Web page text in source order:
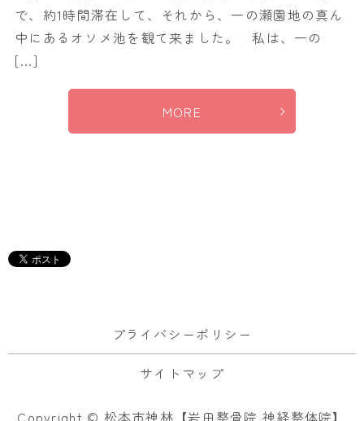
で、約1時間滞在して、それから、一の瀬園地の真ん
中にあるオソメ池を観て来ました。 私は、一の
[…]
MORE
プライバシーポリシー
サイトマップ